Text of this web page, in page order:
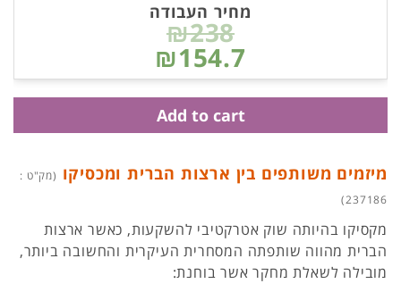
מיזמים משותפים בין ארצות הברית ומכסיקו (מק"ט :
237186)
מקסיקו בהיותה שוק אטרקטיבי להשקעות, כאשר ארצות
הברית מהווה שותפתה המסחרית העיקרית והחשובה ביותר,
מובילה לשאלת מחקר אשר בוחנת:
מחיר העבודה
₪238
₪154.7
Add to cart